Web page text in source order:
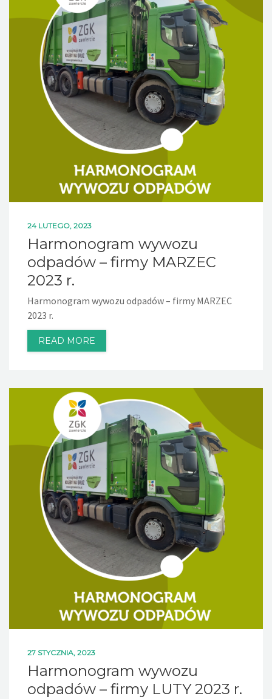
24 LUTEGO, 2023
Harmonogram wywozu
odpadów – firmy MARZEC
2023 r.
Harmonogram wywozu odpadów – firmy MARZEC
2023 r.
READ MORE
27 STYCZNIA, 2023
Harmonogram wywozu
odpadów – firmy LUTY 2023 r.